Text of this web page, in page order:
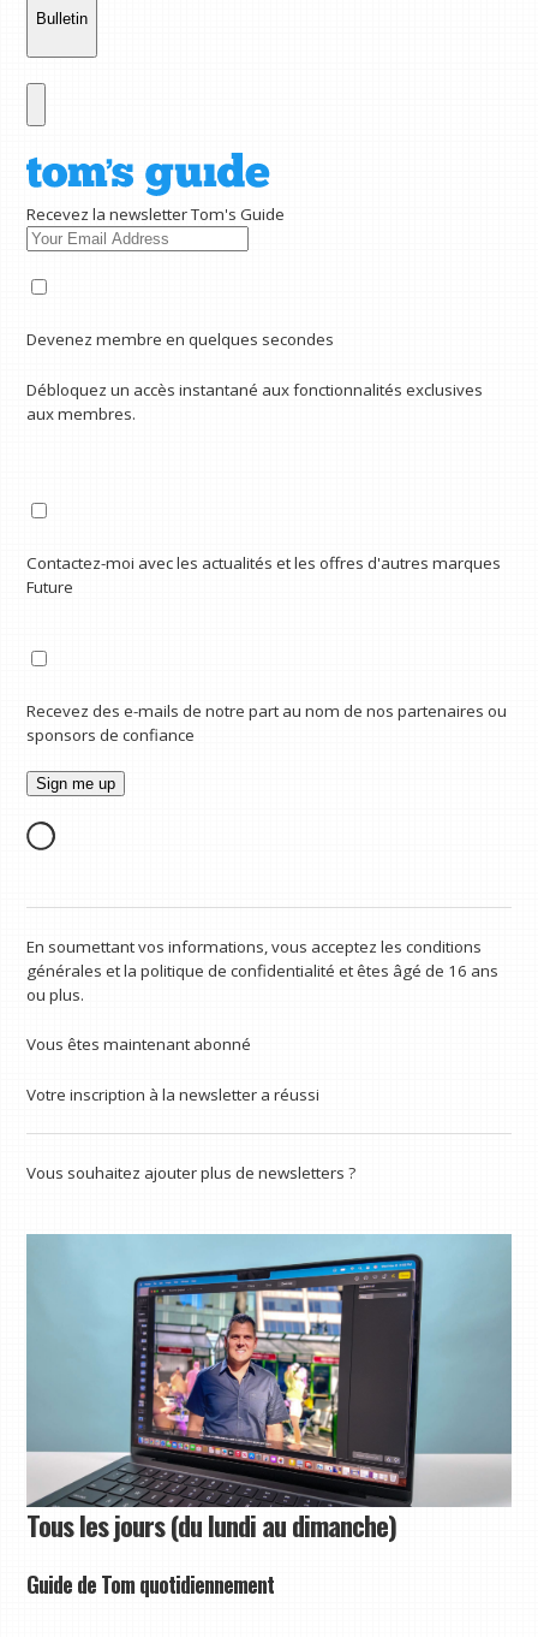
Bulletin
Recevez la newsletter Tom's Guide
Devenez membre en quelques secondes
Débloquez un accès instantané aux fonctionnalités exclusives
aux membres.
Contactez-moi avec les actualités et les offres d'autres marques
Future
Recevez des e-mails de notre part au nom de nos partenaires ou
sponsors de confiance
En soumettant vos informations, vous acceptez les conditions
générales et la politique de confidentialité et êtes âgé de 16 ans
ou plus.
Vous êtes maintenant abonné
Votre inscription à la newsletter a réussi
Vous souhaitez ajouter plus de newsletters ?
Tous les jours (du lundi au dimanche)
Guide de Tom quotidiennement